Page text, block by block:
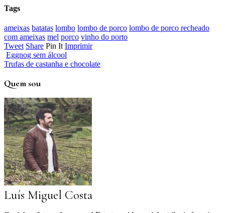
Tags
ameixas batatas lombo lombo de porco lombo de porco recheado
com ameixas mel porco vinho do porto
Tweet Share Pin It Imprimir
Eggnog sem álcool
Trufas de castanha e chocolate
Quem sou
Luís Miguel Costa